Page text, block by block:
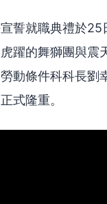
誓就職典禮於
躍的舞獅團與震
動條件科科長劉
式隆重。